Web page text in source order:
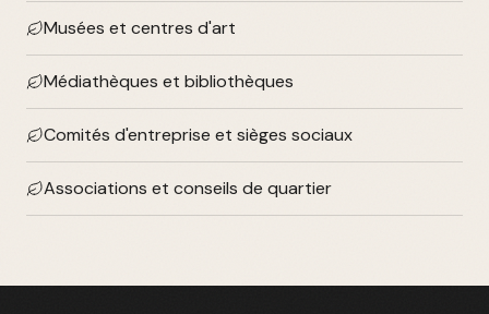
Musées et centres d'art
Médiathèques et bibliothèques
Comités d'entreprise et sièges sociaux
Associations et conseils de quartier